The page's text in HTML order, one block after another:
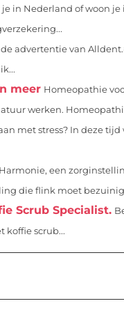
je in Nederland of woon
advertentie van
meer Homeopathie
werken.
met stress? In deze
een
die flink moet
Scrub Specialist.
koffie scrub...